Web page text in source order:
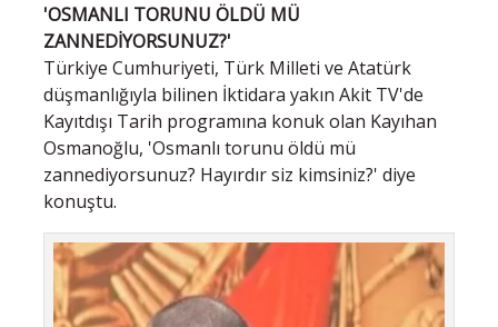
'OSMANLI TORUNU ÖLDÜ MÜ
ZANNEDİYORSUNUZ?'
Türkiye Cumhuriyeti, Türk Milleti ve Atatürk
düşmanlığıyla bilinen İktidara yakın Akit TV'de
Kayıtdışı Tarih programına konuk olan Kayıhan
Osmanoğlu, 'Osmanlı torunu öldü mü
zannediyorsunuz? Hayırdır siz kimsiniz?' diye
konuştu.